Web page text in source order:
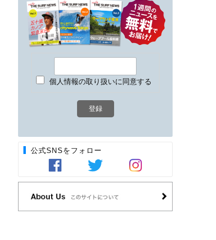
個人情報の取り扱いに同意する
公式SNSをフォロー